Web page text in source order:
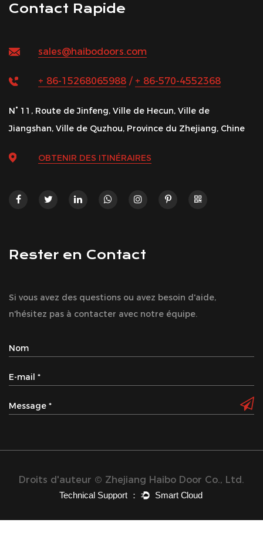
Contact Rapide
sales@haibodoors.com
+ 86-15268065988 / + 86-570-4552368
N° 11, Route de Jinfeng, Ville de Hecun, Ville de
Jiangshan, Ville de Quzhou, Province du Zhejiang, Chine
OBTENIR DES ITINÉRAIRES
Rester en Contact
Si vous avez des questions ou avez besoin d'aide,
n'hésitez pas à contacter avec notre équipe.
Droits d'auteur © Zhejiang Haibo Door Co., Ltd.